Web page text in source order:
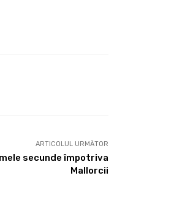
ARTICOLUL URMĂTOR
secunde împotriva
Mallorcii